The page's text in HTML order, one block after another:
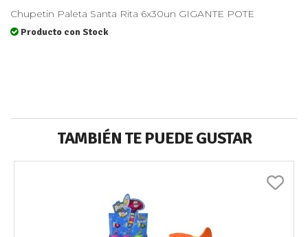
Chupetin Paleta Santa Rita 6x30un GIGANTE POTE
Producto con Stock
TAMBIÉN TE PUEDE GUSTAR